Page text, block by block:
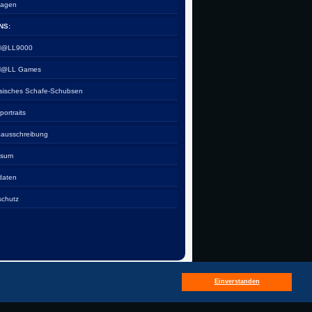
Einverstanden
Games
Schafe-Schubsen